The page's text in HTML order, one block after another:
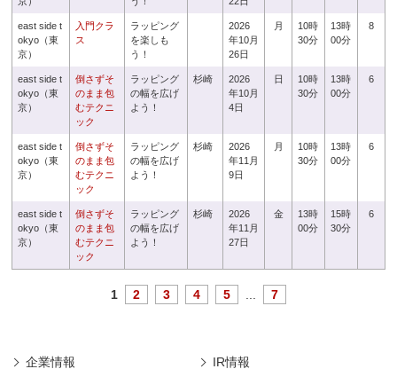
east side t
okyo（東
京）
入門クラ
ス
ラッピング
を楽しも
う！
2026
年10月
26日
月
10時
30分
13時
00分
8
east side t
okyo（東
京）
倒さずそ
のまま包
むテクニ
ック
ラッピング
の幅を広げ
よう！
杉崎
2026
年10月
4日
日
10時
30分
13時
00分
6
east side t
okyo（東
京）
倒さずそ
のまま包
むテクニ
ック
ラッピング
の幅を広げ
よう！
杉崎
2026
年11月
9日
月
10時
30分
13時
00分
6
east side t
okyo（東
京）
倒さずそ
のまま包
むテクニ
ック
ラッピング
の幅を広げ
よう！
杉崎
2026
年11月
27日
金
13時
00分
15時
30分
6
1 2 3 4 5 7
企業情報 IR情報